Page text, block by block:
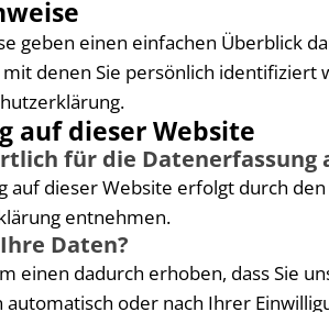
geben einen einfachen Überblick
mit denen Sie persönlich
auf dieser Website
für die Datenerfassung
auf dieser Website erfolgt durch
entnehmen.
Daten?
einen dadurch erhoben, dass Sie
oder nach Ihrer